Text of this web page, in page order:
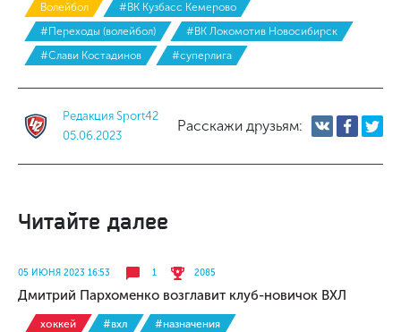
Волейбол
#ВК Кузбасс Кемерово
#Переходы (волейбол)
#ВК Локомотив Новосибирск
#Слави Костадинов
#суперлига
Редакция Sport42
05.06.2023
Расскажи друзьям:
Читайте далее
05 ИЮНЯ 2023 16:53 1 2085
Дмитрий Пархоменко возглавит клуб-новичок ВХЛ
хоккей #вхл
#назначения